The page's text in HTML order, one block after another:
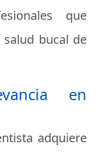
que
bucal de
en
adquiere